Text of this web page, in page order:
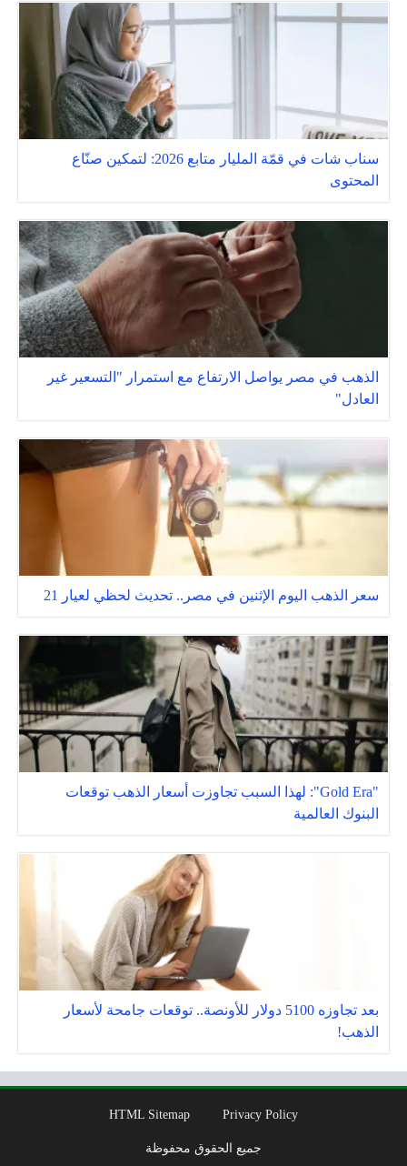
سناب شات في قمّة المليار متابع 2026: لتمكين صنّاع
المحتوى
الذهب في مصر يواصل الارتفاع مع استمرار "التسعير غير
العادل"
سعر الذهب اليوم الإثنين في مصر.. تحديث لحظي لعيار 21
"Gold Era": لهذا السبب تجاوزت أسعار الذهب توقعات
البنوك العالمية
بعد تجاوزه 5100 دولار للأونصة.. توقعات جامحة لأسعار
الذهب!
Privacy Policy
HTML Sitemap
جميع الحقوق محفوظة